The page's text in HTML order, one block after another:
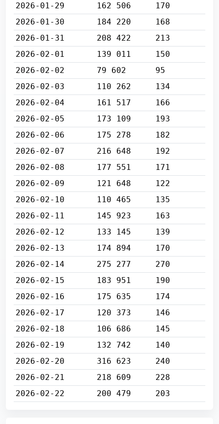
2026-01-29
162 506
170
2026-01-30
184 220
168
2026-01-31
208 422
213
2026-02-01
139 011
150
2026-02-02
79 602
95
2026-02-03
110 262
134
2026-02-04
161 517
166
2026-02-05
173 109
193
2026-02-06
175 278
182
2026-02-07
216 648
192
2026-02-08
177 551
171
2026-02-09
121 648
122
2026-02-10
110 465
135
2026-02-11
145 923
163
2026-02-12
133 145
139
2026-02-13
174 894
170
2026-02-14
275 277
270
2026-02-15
183 951
190
2026-02-16
175 635
174
2026-02-17
120 373
146
2026-02-18
106 686
145
2026-02-19
132 742
140
2026-02-20
316 623
240
2026-02-21
218 609
228
2026-02-22
200 479 203